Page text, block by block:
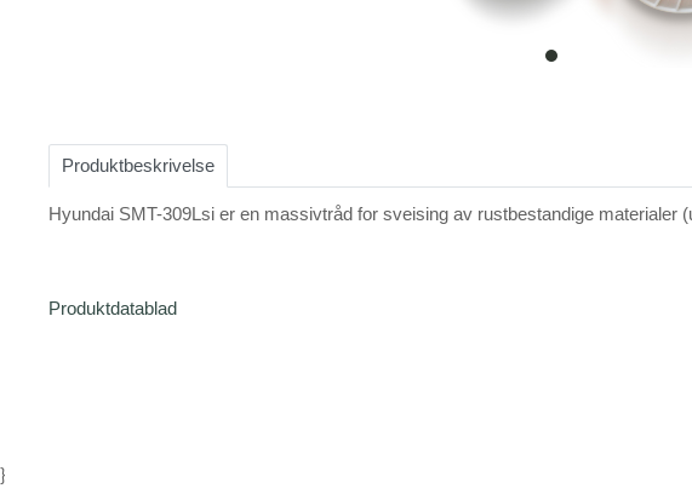
item
of
Produktbeskrivelse
Hyundai SMT-309Lsi er en massivtråd for sveising av rustbestandige
Produktdatablad
}